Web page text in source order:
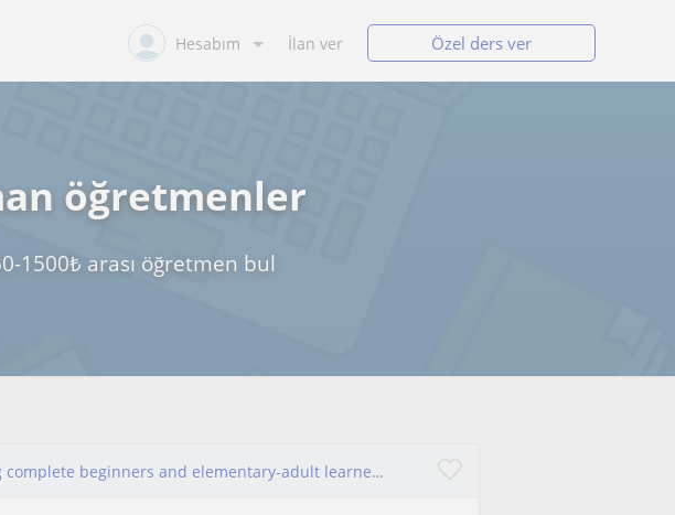
Hesabım İlan ver Özel ders ver
öğretmenler
1500₺ arası öğretmen bul
I specialize in teaching complete beginners and elementary-adult learners. Every lesson is personalized to your needs and learning styles. I can't wait to meet you!